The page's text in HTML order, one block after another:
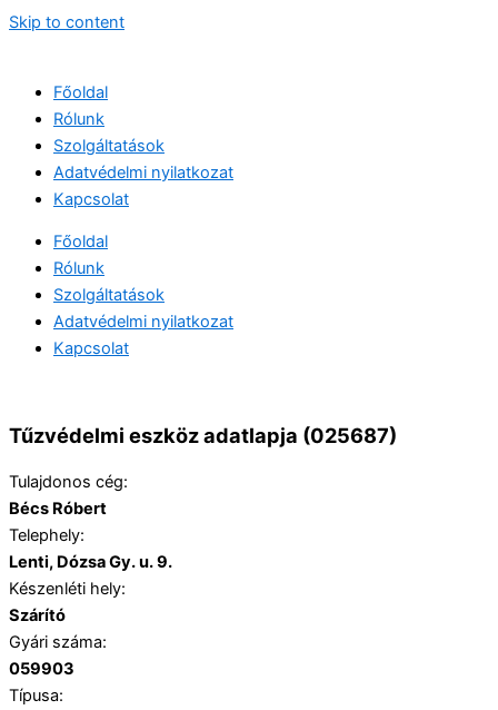
Skip to content
Főoldal
Rólunk
Szolgáltatások
Adatvédelmi nyilatkozat
Kapcsolat
Főoldal
Rólunk
Szolgáltatások
Adatvédelmi nyilatkozat
Kapcsolat
Tűzvédelmi eszköz adatlapja (025687)
Tulajdonos cég:
Bécs Róbert
Telephely:
Lenti, Dózsa Gy. u. 9.
Készenléti hely:
Szárító
Gyári száma:
059903
Típusa: